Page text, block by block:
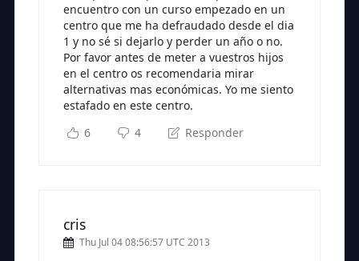
encuentro con un curso empezado en un
centro que me ha defraudado desde el dia
1 y no sé si dejarlo y perder un año o no.
Por favor antes de meter a vuestros hijos
en el centro os recomendaria mirar
alternativas mas económicas. Yo me siento
estafado en este centro.
6
4 Responder
cris
Thu Jul 04 08:56:57 UTC 2013